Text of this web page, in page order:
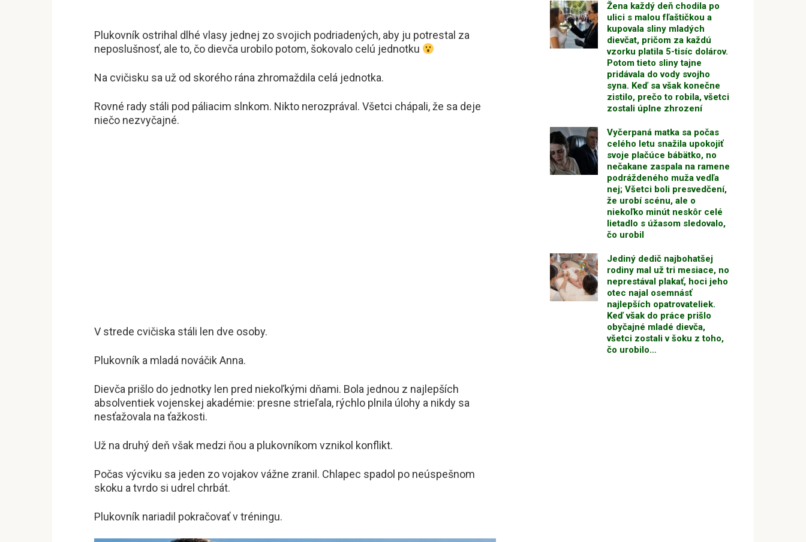
Plukovník ostrihal dlhé vlasy jednej zo svojich podriadených, aby ju potrestal za
neposlušnosť, ale to, čo dievča urobilo potom, šokovalo celú jednotku
Na cvičisku sa už od skorého rána zhromaždila celá jednotka.
Rovné rady stáli pod páliacim slnkom. Nikto nerozprával. Všetci chápali, že sa deje
niečo nezvyčajné.
V strede cvičiska stáli len dve osoby.
Plukovník a mladá nováčik Anna.
Dievča prišlo do jednotky len pred niekoľkými dňami. Bola jednou z najlepších
absolventiek vojenskej akadémie: presne strieľala, rýchlo plnila úlohy a nikdy sa
nesťažovala na ťažkosti.
Už na druhý deň však medzi ňou a plukovníkom vznikol konflikt.
Počas výcviku sa jeden zo vojakov vážne zranil. Chlapec spadol po neúspešnom
skoku a tvrdo si udrel chrbát.
Plukovník nariadil pokračovať v tréningu.
Žena každý deň chodila po
ulici s malou fľaštičkou a
kupovala sliny mladých
dievčat, pričom za každú
vzorku platila 5-tisíc dolárov.
Potom tieto sliny tajne
pridávala do vody svojho
syna. Keď sa však konečne
zistilo, prečo to robila, všetci
zostali úplne zhrození
Vyčerpaná matka sa počas
celého letu snažila upokojiť
svoje plačúce bábätko, no
nečakane zaspala na ramene
podráždeného muža vedľa
nej; Všetci boli presvedčení,
že urobí scénu, ale o
niekoľko minút neskôr celé
lietadlo s úžasom sledovalo,
čo urobil
Jediný dedič najbohatšej
rodiny mal už tri mesiace, no
neprestával plakať, hoci jeho
otec najal osemnásť
najlepších opatrovateliek.
Keď však do práce prišlo
obyčajné mladé dievča,
všetci zostali v šoku z toho,
čo urobilo…